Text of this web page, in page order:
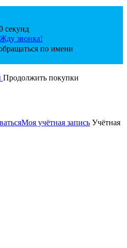
секунд
Жду звонка!
по имени
Продолжить покупки
Моя учётная запись Учётная